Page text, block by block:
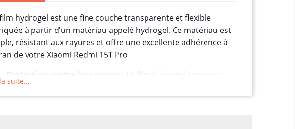
hydrogel est une fine couche transparente et flexible
à partir d'un matériau appelé hydrogel. Ce matériau est
résistant aux rayures et offre une excellente adhérence à
de votre Xiaomi Redmi 15T Pro
Protection contre les rayures :
Le film hydrogel est conçu
pour protéger l'écran de votre smartphone contre les rayures
quotidiennes, les éraflures et les marques de doigts.
suite...